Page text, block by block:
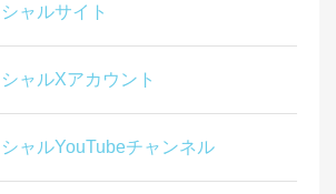
ャルサイト
ャルXアカウント
ャルYouTubeチャンネル